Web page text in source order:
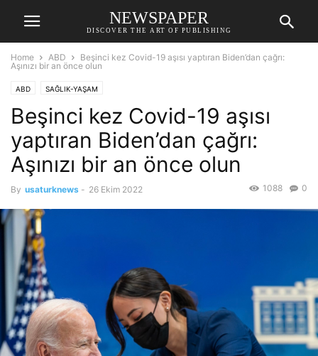
NEWSPAPER
DISCOVER THE ART OF PUBLISHING
Home ABD
Beşinci kez Covid-19 aşısı yaptıran Biden’dan çağrı:
Aşınızı bir an önce olun
ABD SAĞLIK-YAŞAM
Beşinci kez Covid-19 aşısı
yaptıran Biden’dan çağrı:
Aşınızı bir an önce olun
By usaturknews - 26 Ekim 2022 0
1088